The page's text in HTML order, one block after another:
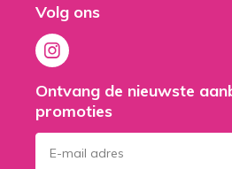
Volg ons
Ontvang de nieuwste
promoties